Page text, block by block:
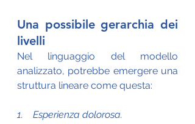
Una possibile gerarchia dei
livelli
Nel linguaggio del modello
analizzato, potrebbe emergere una
struttura lineare come questa:
1.    Esperienza dolorosa.